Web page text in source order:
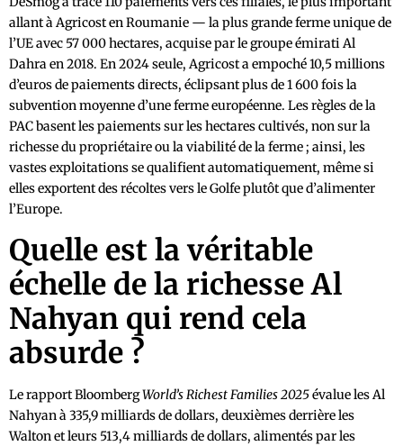
allant à Agricost en Roumanie — la plus grande ferme unique de
l’UE avec 57 000 hectares, acquise par le groupe émirati Al
Dahra en 2018. En 2024 seule, Agricost a empoché 10,5 millions
d’euros de paiements directs, éclipsant plus de 1 600 fois la
subvention moyenne d’une ferme européenne. Les règles de la
PAC basent les paiements sur les hectares cultivés, non sur la
richesse du propriétaire ou la viabilité de la ferme ; ainsi, les
vastes exploitations se qualifient automatiquement, même si
elles exportent des récoltes vers le Golfe plutôt que d’alimenter
l’Europe.
Quelle est la véritable
échelle de la richesse Al
Nahyan qui rend cela
absurde ?
Le rapport BloombergWorld’s Richest Families 2025évalue les Al
Nahyan à 335,9 milliards de dollars, deuxièmes derrière les
Walton et leurs 513,4 milliards de dollars, alimentés par les